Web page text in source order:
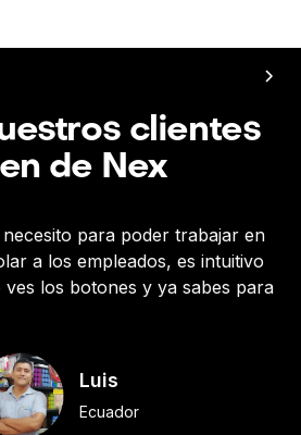
clientes
de Nex
para poder trabajar en
a los empleados, es intuitivo
los botones y ya sabes para
Luis
Ecuador